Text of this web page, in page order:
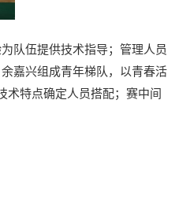
队伍提供技术指导；管理人员
嘉兴组成青年梯队，以青春活
术特点确定人员搭配；赛中间